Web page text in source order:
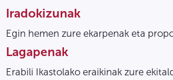
Iradokizunak
Egin hemen zure ekarpenak eta
Lagapenak
Erabili Ikastolako eraikinak zure